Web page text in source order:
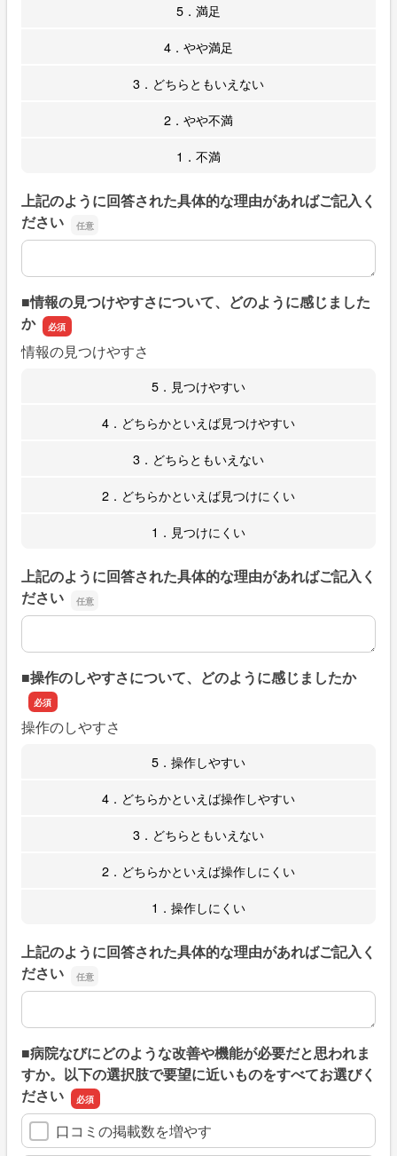
5．満足
4．やや満足
3．どちらともいえない
2．やや不満
1．不満
上記のように回答された具体的な理由があればご記入く
ださい
上記のように回答された具体的な理由があればご記入くだ
■情報の見つけやすさについて、どのように感じました
か
情報の見つけやすさ
5．見つけやすい
4．どちらかといえば見つけやすい
3．どちらともいえない
2．どちらかといえば見つけにくい
1．見つけにくい
上記のように回答された具体的な理由があればご記入く
ださい
上記のように回答された具体的な理由があればご記入くだ
■操作のしやすさについて、どのように感じましたか
操作のしやすさ
5．操作しやすい
4．どちらかといえば操作しやすい
3．どちらともいえない
2．どちらかといえば操作しにくい
1．操作しにくい
上記のように回答された具体的な理由があればご記入く
ださい
上記のように回答された具体的な理由があればご記入くだ
■病院なびにどのような改善や機能が必要だと思われま
すか。以下の選択肢で要望に近いものをすべてお選びく
ださい
口コミの掲載数を増やす